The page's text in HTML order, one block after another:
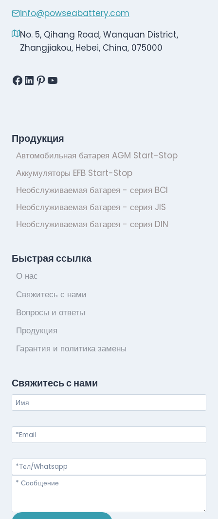
info@powseabattery.com
No. 5, Qihang Road, Wanquan District,
Zhangjiakou, Hebei, China, 075000
Facebook
LinkedIn
Pinterest
YouTube
Продукция
Автомобильная батарея AGM Start-Stop
Аккумуляторы EFB Start-Stop
Необслуживаемая батарея - серия BCI
Необслуживаемая батарея - серия JIS
Необслуживаемая батарея - серия DIN
Быстрая ссылка
О нас
Свяжитесь с нами
Вопросы и ответы
Продукция
Гарантия и политика замены
Свяжитесь с нами